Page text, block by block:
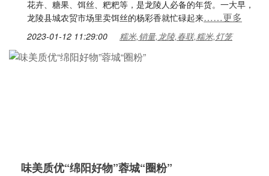
花卉、糖果、饵丝、粑粑等，是龙陵人必备的年货。一大早，
龙陵县城农贸市场里卖饵丝的杨彩香就忙碌起来……更多
2023-01-12 11:29:00 糯米,销量,龙陵,春联,糯米,灯笼
味美质优“绵阳好物”蓉城“圈粉”